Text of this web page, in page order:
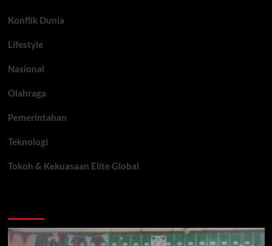
Konflik Dunia
Lifestyle
Nasional
Olahraga
Pemerintahan
Teknologi
Tokoh & Kekuasaan Elite Global